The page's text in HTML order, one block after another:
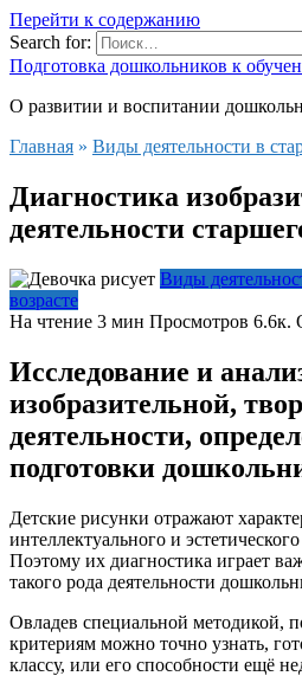
Перейти к содержанию
Search for:
Подготовка дошкольников к
О развитии и воспитании
Главная » Виды деятельности в
Диагностика
деятельности
Виды
возрасте
На чтение 3 мин Просмотров 6.6к.
Исследование и
изобразительной,
деятельности,
подготовки
Детские рисунки отражают
интеллектуального и
Поэтому их диагностика играет
такого рода деятельности
Овладев специальной методикой,
критериям можно точно узнать,
классу, или его способности ещё